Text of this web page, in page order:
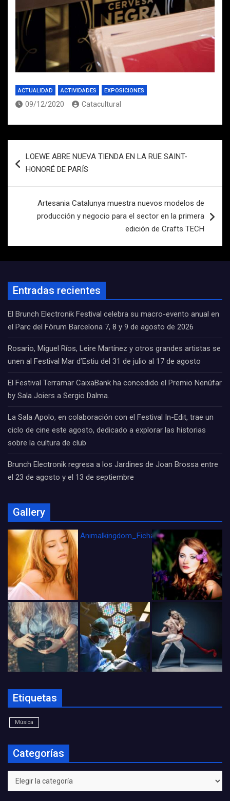
ACTUALIDAD ACTIVIDADES EXPOSICIONES
09/12/2020 Catacultural
de
LOEWE ABRE NUEVA TIENDA EN LA RUE SAINT-
HONORÉ DE PARÍS
Artesania Catalunya muestra nuevos modelos de
producción y negocio para el sector en la primera
edición de Crafts TECH
Entradas recientes
El Brunch Electronik Festival celebra su macro-evento anual en
el Parc del Fòrum Barcelona 7, 8 y 9 de agosto de 2026
Rosario, Miguel Ríos, Leire Martínez y otros grandes artistas se
unen al Festival Mar d’Estiu del 31 de julio al 17 de agosto
El Festival Terramar CaixaBank ha concedido el Premio Nenúfar
by Sala Joiers a Sergio Dalma.
La Sala Apolo, en colaboración con el Festival In-Edit, trae un
ciclo de cine este agosto, dedicado a explorar las historias
sobre la cultura de club
Brunch Electronik regresa a los Jardines de Joan Brossa entre
el 23 de agosto y el 13 de septiembre
Gallery
Animalkingdom_FichaCine
Etiquetas
Música
Categorías
Categorías